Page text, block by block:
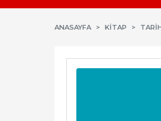
ANASAYFA KİTAP